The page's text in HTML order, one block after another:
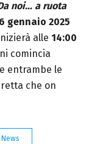
noi… a ruota
gennaio 2025
alle 14:00
comincia
entrambe le
che on